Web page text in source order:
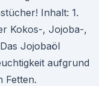
Inhalt: 1.
Kokos-, Jojoba-,
Jojobaöl
aufgrund
Fetten.